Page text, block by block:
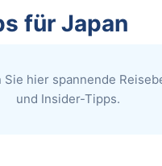
für Japan
Sie hier spannende
und Insider-Tipps.